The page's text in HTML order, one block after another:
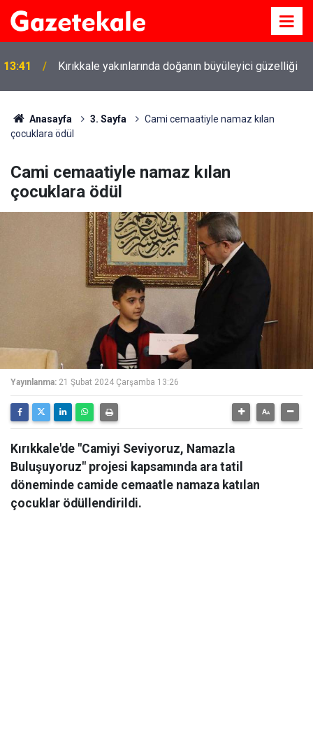
13:41 Kırıkkale yakınlarında doğanın büyüleyici güzelliği
Anasayfa 3. Sayfa
Cami cemaatiyle namaz kılan
çocuklara ödül
Cami cemaatiyle namaz kılan
çocuklara ödül
Yayınlanma: 21 Şubat 2024 Çarşamba 13:26
Kırıkkale'de "Camiyi Seviyoruz, Namazla
Buluşuyoruz" projesi kapsamında ara tatil
döneminde camide cemaatle namaza katılan
çocuklar ödüllendirildi.